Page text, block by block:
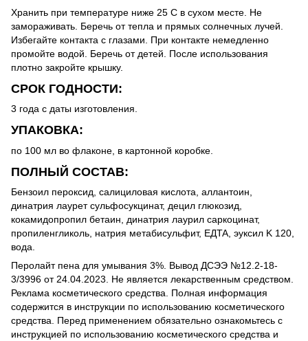
Хранить при температуре ниже 25 С в сухом месте. Не
замораживать. Беречь от тепла и прямых солнечных лучей.
Избегайте контакта с глазами. При контакте немедленно
промойте водой. Беречь от детей. После использования
плотно закройте крышку.
СРОК ГОДНОСТИ:
3 года с даты изготовления.
УПАКОВКА:
по 100 мл во флаконе, в картонной коробке.
ПОЛНЫЙ СОСТАВ:
Бензоил пероксид, салициловая кислота, аллантоин,
динатрия лаурет сульфосукцинат, децил глюкозид,
кокамидопропил бетаин, динатрия лаурил саркоцинат,
пропиленгликоль, натрия метабисульфит, EДTA, эуксил K 120,
вода.
Перолайт пена для умывания 3%. Вывод ДСЭЭ №12.2-18-
3/3996 от 24.04.2023. Не является лекарственным средством.
Реклама косметического средства. Полная информация
содержится в инструкции по использованию косметического
средства. Перед применением обязательно ознакомьтесь с
инструкцией по использованию косметического средства и